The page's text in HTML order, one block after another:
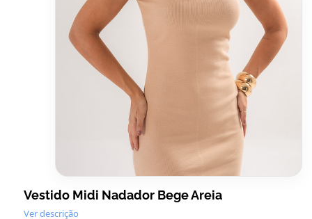
Vestido Midi Nadador Bege Areia
Ver descrição